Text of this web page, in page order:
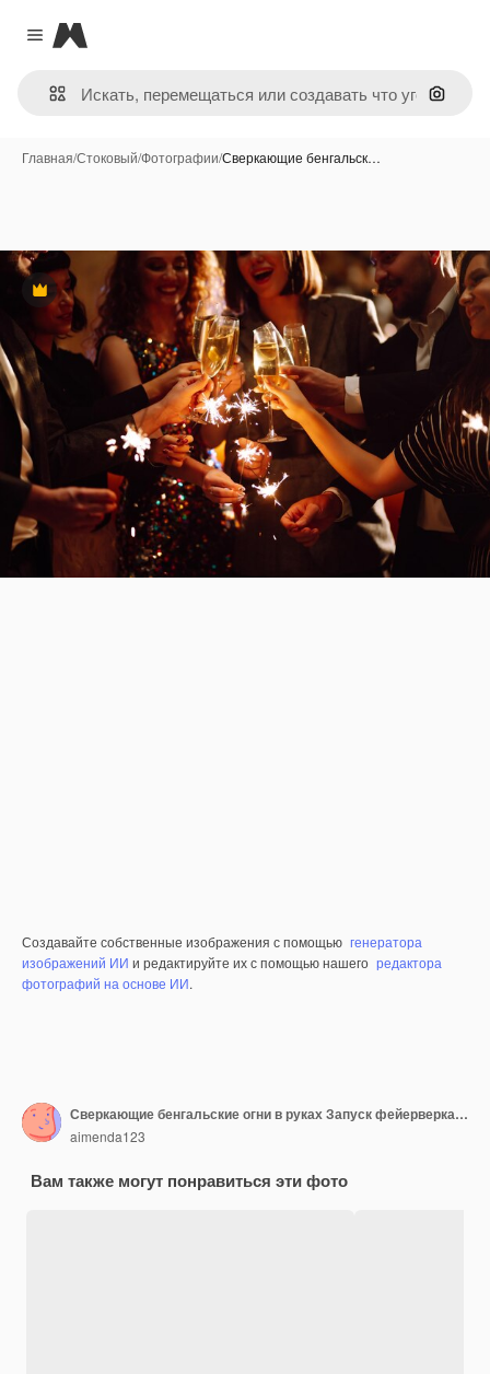
Close menu
Magnific
Поиск
Главная/Стоковый/Фотографии/Сверкающие бенгальск…
Премиум
Создавайте собственные изображения с помощью генератора
изображений ИИ и редактируйте их с помощью нашего редактора
фотографий на основе ИИ.
Сверкающие бенгальские огни в руках Запуск фейерверка в честь зимних праздников Волшебный Новый год
aimenda123
Вам также могут понравиться эти фото